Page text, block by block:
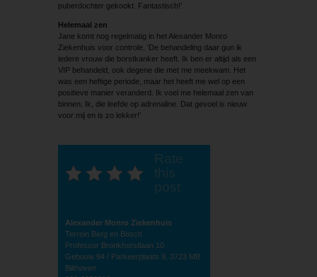
puberdochter gekookt. Fantastisch!’
Helemaal zen
Jane komt nog regelmatig in het Alexander Monro
Ziekenhuis voor controle. ‘De behandeling daar gun ik
iedere vrouw die borstkanker heeft. Ik ben er altijd als een
VIP behandeld, ook degene die met me meekwam. Het
was een heftige periode, maar het heeft me wel op een
positieve manier veranderd. Ik voel me helemaal zen van
binnen. Ik, die leefde op adrenaline. Dat gevoel is nieuw
voor mij en is zo lekker!’
Rate
this
post
Alexander Monro Ziekenhuis
Terrein Berg en Bosch
Professor Bronkhorstlaan 10
Gebouw 94 / Parkeerplaats 9, 3723 MB
Bilthoven